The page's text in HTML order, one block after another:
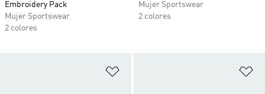
Embroidery Pack
Mujer Sportswear
2 colores
Mujer Sportswear
2 colores